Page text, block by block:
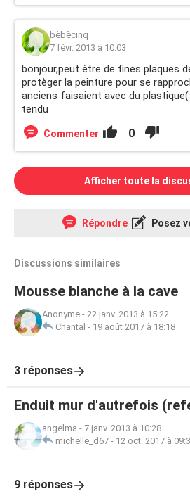
bèbècinq
7 févr. 2013 à 10:03
bonjour,peut ètre de fines plaques
protèger la peinture pour se
anciens faisaient avec du
tendu
Commenter 0
Afficher toute la
Répondre Posez
Discussions similaires
Mousse blanche à la cave
Anonyme - 22 janv. 2013 à 15:22
Chantal - 19 août 2017 à 18:18
3 réponses
Enduit mur d'autrefois
angelma - 7 janv. 2013 à 10:28
michelle_d67 - 12 oct. 2017 à
9 réponses